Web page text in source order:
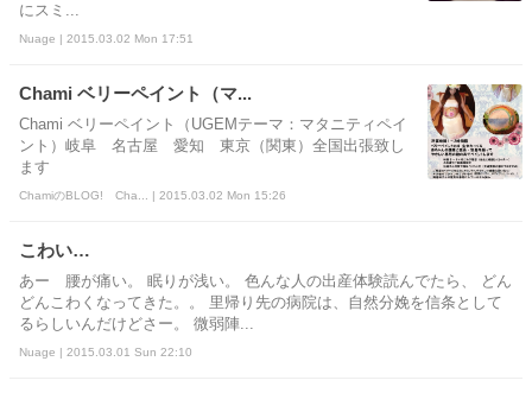
にスミ...
Nuage | 2015.03.02 Mon 17:51
Chami ベリーペイント（マ...
Chami ベリーペイント（UGEMテーマ：マタニティペイ
ント）岐阜 名古屋 愛知 東京（関東）全国出張致し
ます
ChamiのBLOG! Cha... | 2015.03.02 Mon 15:26
こわい…
あー 腰が痛い。 眠りが浅い。 色んな人の出産体験読んでたら、 どん
どんこわくなってきた。。 里帰り先の病院は、自然分娩を信条として
るらしいんだけどさー。 微弱陣...
Nuage | 2015.03.01 Sun 22:10